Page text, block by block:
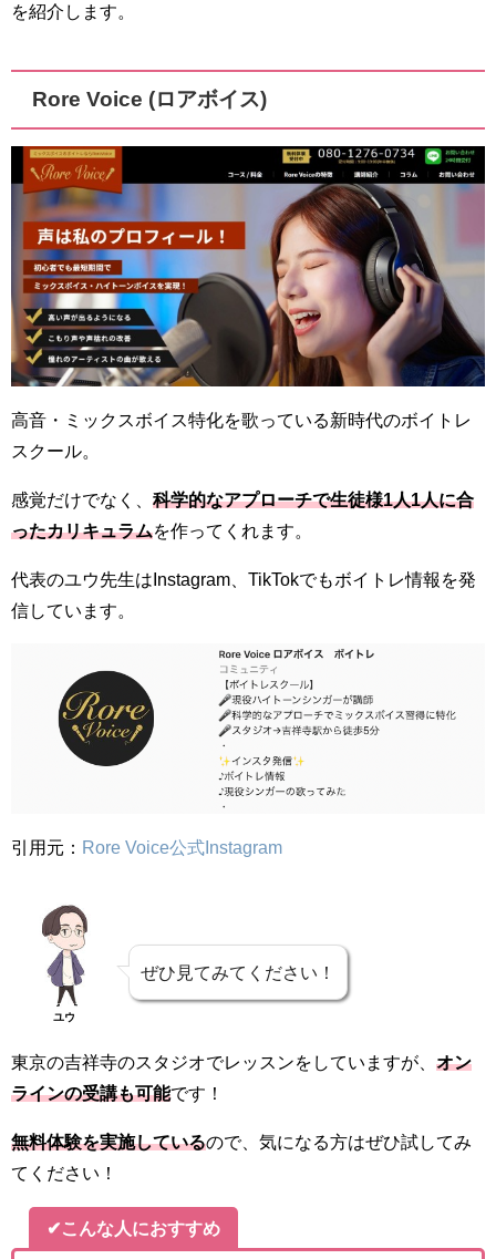
を紹介します。
Rore Voice (ロアボイス)
高音・ミックスボイス特化を歌っている新時代のボイトレ
スクール。
感覚だけでなく、 科学的なアプローチで生徒様1人1人に合
ったカリキュラムを作ってくれます。
代表のユウ先生はInstagram、TikTokでもボイトレ情報を発
信しています。
引用元： Rore Voice公式Instagram
ユウ
ぜひ見てみてください！
東京の吉祥寺のスタジオでレッスンをしていますが、 オン
ラインの受講も可能です！
無料体験を実施しているので、気になる方はぜひ試してみ
てください！
✔こんな人におすすめ